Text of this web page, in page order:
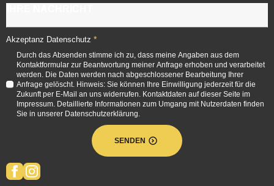
Akzeptanz Datenschutz *
Durch das Absenden stimme ich zu, dass meine Angaben aus dem
Kontaktformular zur Beantwortung meiner Anfrage erhoben und verarbeitet
werden. Die Daten werden nach abgeschlossener Bearbeitung Ihrer
Anfrage gelöscht. Hinweis: Sie können Ihre Einwilligung jederzeit für die
Zukunft per E-Mail an uns widerrufen. Kontaktdaten auf dieser Seite im
Impressum. Detaillierte Informationen zum Umgang mit Nutzerdaten finden
Sie in unserer Datenschutzerklärung.
SENDEN